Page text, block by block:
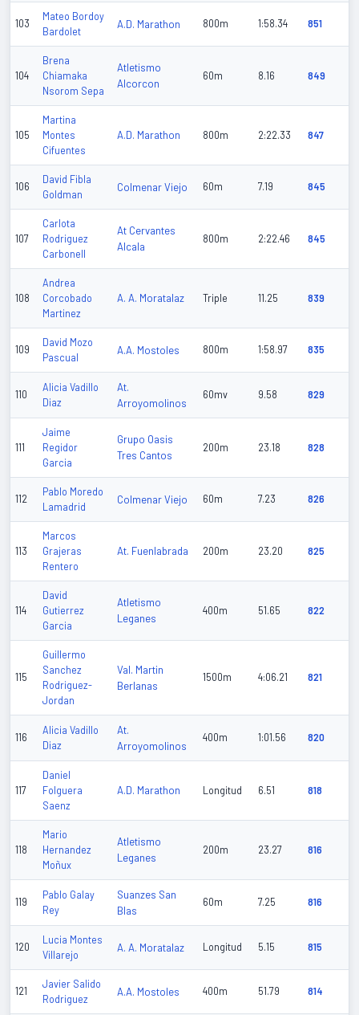
103
Mateo Bordoy
Bardolet
A.D. Marathon 800m 1:58.34 851
104
Brena
Chiamaka
Nsorom Sepa
Atletismo
Alcorcon
60m 8.16 849
105
Martina
Montes
Cifuentes
A.D. Marathon 800m 2:22.33 847
106
David Fibla
Goldman
Colmenar Viejo 60m 7.19 845
107
Carlota
Rodriguez
Carbonell
At Cervantes
Alcala
800m 2:22.46 845
108
Andrea
Corcobado
Martinez
A. A. Moratalaz Triple 11.25 839
109
David Mozo
Pascual
A.A. Mostoles 800m 1:58.97 835
110
Alicia Vadillo
Diaz
At.
Arroyomolinos
60mv 9.58 829
111
Jaime
Regidor
Garcia
Grupo Oasis
Tres Cantos
200m 23.18 828
112
Pablo Moredo
Lamadrid
Colmenar Viejo 60m 7.23 826
113
Marcos
Grajeras
Rentero
At. Fuenlabrada 200m 23.20 825
114
David
Gutierrez
Garcia
Atletismo
Leganes
400m 51.65 822
115
Guillermo
Sanchez
Rodriguez-
Jordan
Val. Martin
Berlanas
1500m 4:06.21 821
116
Alicia Vadillo
Diaz
At.
Arroyomolinos
400m 1:01.56 820
117
Daniel
Folguera
Saenz
A.D. Marathon Longitud 6.51 818
118
Mario
Hernandez
Moñux
Atletismo
Leganes
200m 23.27 816
119
Pablo Galay
Rey
Suanzes San
Blas
60m 7.25 816
120
Lucia Montes
Villarejo
A. A. Moratalaz Longitud 5.15 815
121
Javier Salido
Rodriguez
A.A. Mostoles 400m 51.79 814